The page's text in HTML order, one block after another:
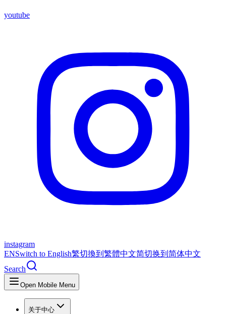
youtube
instagram
ENSwitch to English繁切換到繁體中文简切换到简体中文
Search
Open Mobile Menu
关于中心